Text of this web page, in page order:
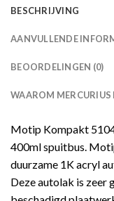
BESCHRIJVING
AANVULLENDE
BEOORDELINGEN (0)
WAAROM MERCURIUS
Motip Kompakt
400ml spuitbus.
duurzame 1K acryl
Deze autolak is zeer